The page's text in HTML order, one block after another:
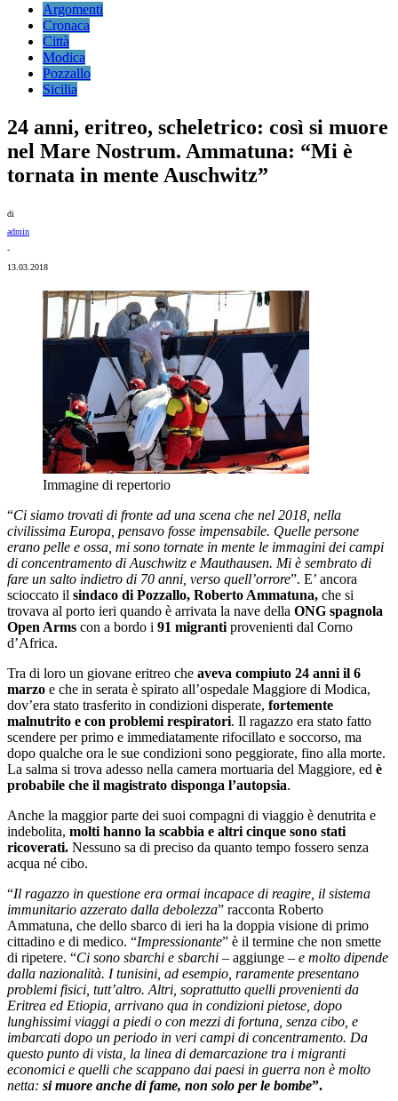
Argomenti
Cronaca
Città
Modica
Pozzallo
Sicilia
24 anni, eritreo, scheletrico: così si muore
nel Mare Nostrum. Ammatuna: “Mi è
tornata in mente Auschwitz”
di
admin
-
13.03.2018
Immagine di repertorio
“Ci siamo trovati di fronte ad una scena che nel 2018, nella
civilissima Europa, pensavo fosse impensabile. Quelle persone
erano pelle e ossa, mi sono tornate in mente le immagini dei campi
di concentramento di Auschwitz e Mauthausen. Mi è sembrato di
fare un salto indietro di 70 anni, verso quell’orrore”. E’ ancora
scioccato il sindaco di Pozzallo, Roberto Ammatuna, che si
trovava al porto ieri quando è arrivata la nave della ONG spagnola
Open Arms con a bordo i 91 migranti provenienti dal Corno
d’Africa.
Tra di loro un giovane eritreo che aveva compiuto 24 anni il 6
marzo e che in serata è spirato all’ospedale Maggiore di Modica,
dov’era stato trasferito in condizioni disperate, fortemente
malnutrito e con problemi respiratori. Il ragazzo era stato fatto
scendere per primo e immediatamente rifocillato e soccorso, ma
dopo qualche ora le sue condizioni sono peggiorate, fino alla morte.
La salma si trova adesso nella camera mortuaria del Maggiore, ed è
probabile che il magistrato disponga l’autopsia.
Anche la maggior parte dei suoi compagni di viaggio è denutrita e
indebolita, molti hanno la scabbia e altri cinque sono stati
ricoverati. Nessuno sa di preciso da quanto tempo fossero senza
acqua né cibo.
“Il ragazzo in questione era ormai incapace di reagire, il sistema
immunitario azzerato dalla debolezza” racconta Roberto
Ammatuna, che dello sbarco di ieri ha la doppia visione di primo
cittadino e di medico. “Impressionante” è il termine che non smette
di ripetere. “Ci sono sbarchi e sbarchi – aggiunge – e molto dipende
dalla nazionalità. I tunisini, ad esempio, raramente presentano
problemi fisici, tutt’altro. Altri, soprattutto quelli provenienti da
Eritrea ed Etiopia, arrivano qua in condizioni pietose, dopo
lunghissimi viaggi a piedi o con mezzi di fortuna, senza cibo, e
imbarcati dopo un periodo in veri campi di concentramento. Da
questo punto di vista, la linea di demarcazione tra i migranti
economici e quelli che scappano dai paesi in guerra non è molto
netta: si muore anche di fame, non solo per le bombe”.